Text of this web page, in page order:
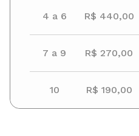
4 a 6 R$ 440,00
7 a 9 R$ 270,00
10 R$ 190,00